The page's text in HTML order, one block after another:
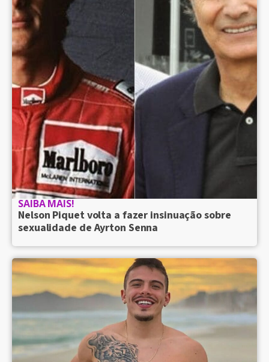
SAIBA MAIS!
Nelson Piquet volta a fazer insinuação sobre
sexualidade de Ayrton Senna